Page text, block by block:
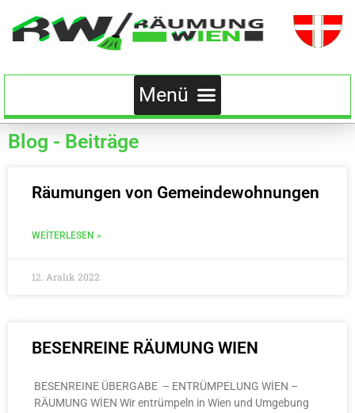
Blog - Beiträge
Räumungen von Gemeindewohnungen
WEITERLESEN »
12. Aralık 2022
BESENREINE RÄUMUNG WIEN
BESENREINE ÜBERGABE – ENTRÜMPELUNG WİEN –
RÄUMUNG WİEN Wir entrümpeln in Wien und Umgebung